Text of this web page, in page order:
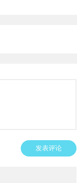
发表评论